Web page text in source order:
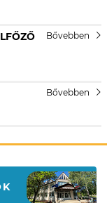
Bővebben
Bővebben